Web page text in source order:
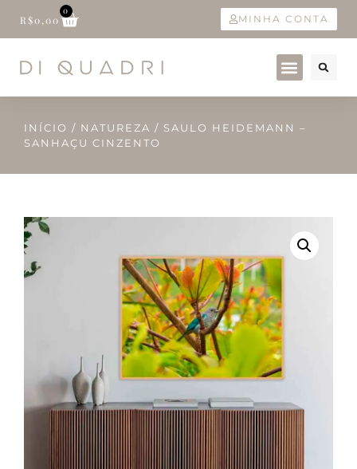
R$0,00
0
MINHA CONTA
INÍCIO / NATUREZA / SAULO HEIDEMANN –
SANHAÇU CINZENTO